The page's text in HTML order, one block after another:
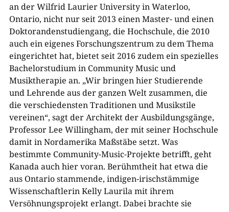
an der Wilfrid Laurier University in Waterloo,
Ontario, nicht nur seit 2013 einen Master- und einen
Doktorandenstudiengang, die Hochschule, die 2010
auch ein eigenes Forschungszentrum zu dem Thema
eingerichtet hat, bietet seit 2016 zudem ein spezielles
Bachelorstudium in Community Music und
Musiktherapie an. „Wir bringen hier Studierende
und Lehrende aus der ganzen Welt zusammen, die
die verschiedensten Traditionen und Musikstile
vereinen“, sagt der Architekt der Ausbildungsgänge,
Professor Lee Willingham, der mit seiner Hochschule
damit in Nordamerika Maßstäbe setzt. Was
bestimmte Community-Music-Projekte betrifft, geht
Kanada auch hier voran. Berühmtheit hat etwa die
aus Ontario stammende, indigen-irischstämmige
Wissenschaftlerin Kelly Laurila mit ihrem
Versöhnungsprojekt erlangt. Dabei brachte sie